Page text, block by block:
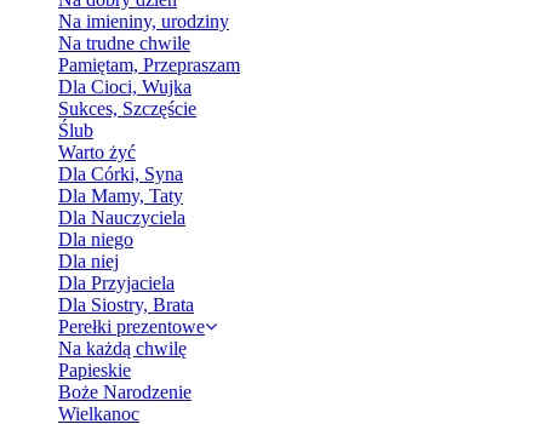
Na imieniny, urodziny
Na trudne chwile
Pamiętam, Przepraszam
Dla Cioci, Wujka
Sukces, Szczęście
Ślub
Warto żyć
Dla Córki, Syna
Dla Mamy, Taty
Dla Nauczyciela
Dla niego
Dla niej
Dla Przyjaciela
Dla Siostry, Brata
Perełki prezentowe
Na każdą chwilę
Papieskie
Boże Narodzenie
Wielkanoc